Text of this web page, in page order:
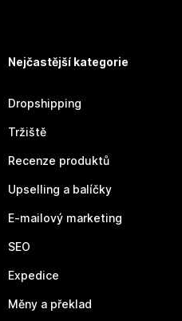
Nejčastější kategorie
Dropshipping
Tržiště
Recenze produktů
Upselling a balíčky
E-mailový marketing
SEO
Expedice
Měny a překlad